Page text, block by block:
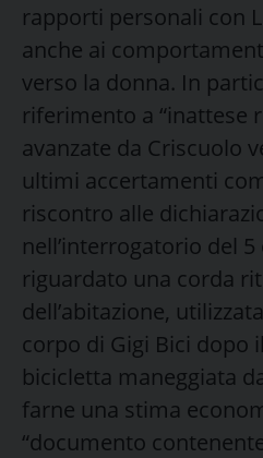
rapporti personali con
anche ai
verso la donna. In
riferimento a “inattese
avanzate da Criscuolo
ultimi accertamenti
riscontro alle
nell’interrogatorio del
riguardato una corda
dell’abitazione,
corpo di Gigi Bici dopo
bicicletta maneggiata
farne una stima
“documento